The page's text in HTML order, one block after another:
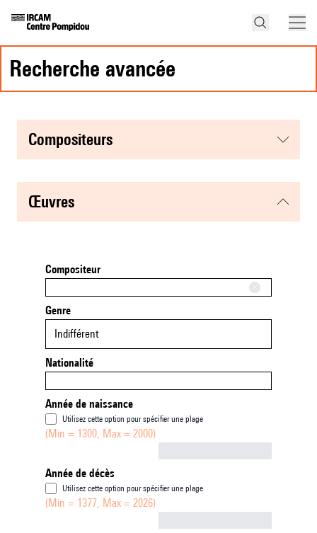
recherche avancée
compositeurs
œuvres
Compositeur
Genre
Indifférent
Nationalité
Année de naissance
Utilisez cette option pour spécifier une plage
(Min = 1300, Max = 2000)
Année de décès
Utilisez cette option pour spécifier une plage
(Min = 1377, Max = 2026)